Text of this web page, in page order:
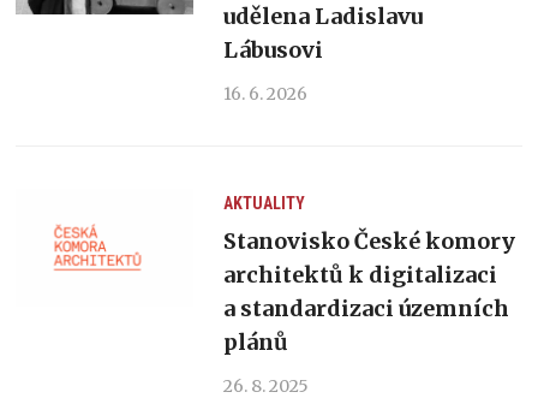
udělena Ladislavu
Lábusovi
16. 6. 2026
AKTUALITY
Stanovisko České komory
architektů k digitalizaci
a standardizaci územních
plánů
26. 8. 2025